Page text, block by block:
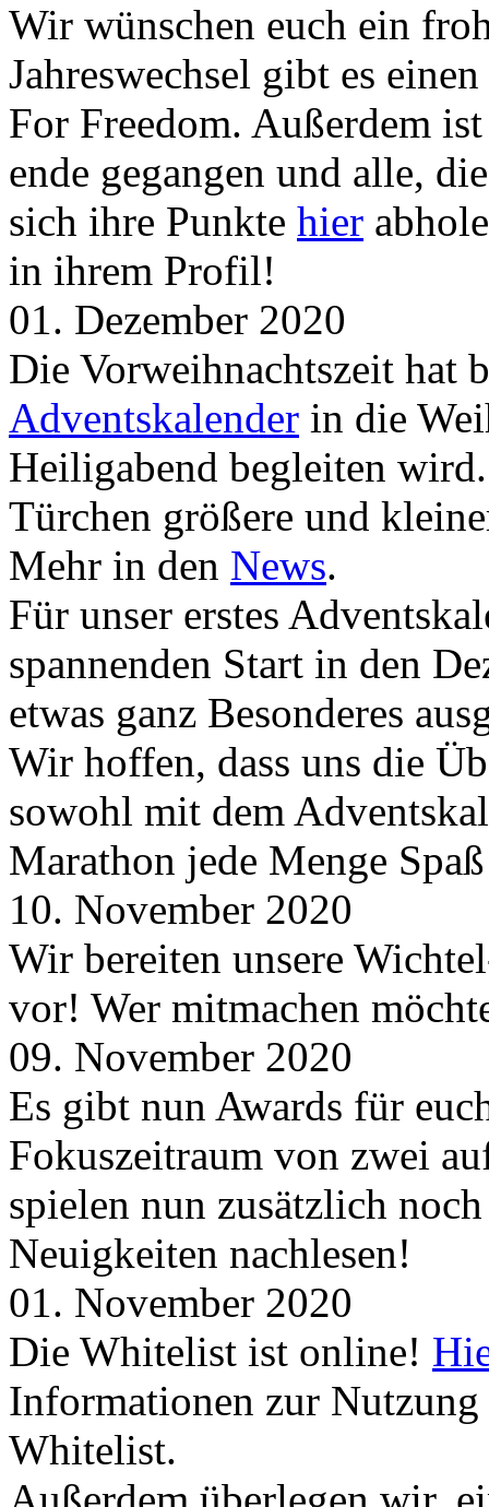
Wir wünschen euch ein
Jahreswechsel gibt es einen
For Freedom. Außerdem
ende gegangen und alle,
sich ihre Punkte hier
in ihrem Profil!
01. Dezember 2020
Die Vorweihnachtszeit hat
Adventskalender in die
Heiligabend begleiten
Türchen größere und
Mehr in den News.
Für unser erstes
spannenden Start in den
etwas ganz Besonderes
Wir hoffen, dass uns die
sowohl mit dem
Marathon jede Menge
10. November 2020
Wir bereiten unsere
vor! Wer mitmachen
09. November 2020
Es gibt nun Awards für
Fokuszeitraum von zwei
spielen nun zusätzlich
Neuigkeiten nachlesen!
01. November 2020
Die Whitelist ist online!
Informationen zur
Whitelist.